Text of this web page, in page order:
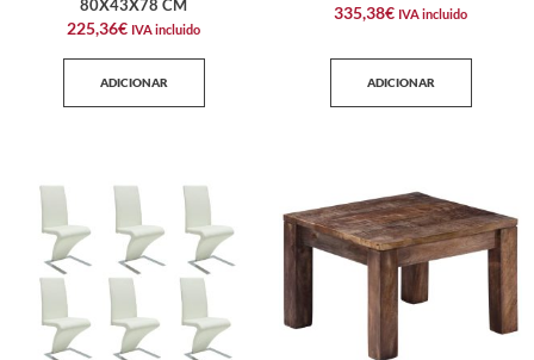
80X43X78 CM
225,36€ IVA incluido
ADICIONAR
335,38€ IVA incluido
ADICIONAR